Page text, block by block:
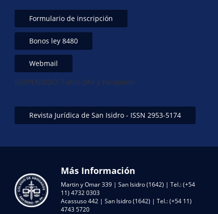
Formulario de inscripción
Bonos ley 8480
Webmail
SUSPENDIDO: Turno DNI y Pasaporte-
Revista Jurídica de San Isidro - ISSN 2953-5174
Más Información
Martin y Omar 339 | San Isidro (1642) | Tel.: (+54
11) 4732 0303
Acassuso 442 | San Isidro (1642) | Tel.: (+54 11)
4743 5720